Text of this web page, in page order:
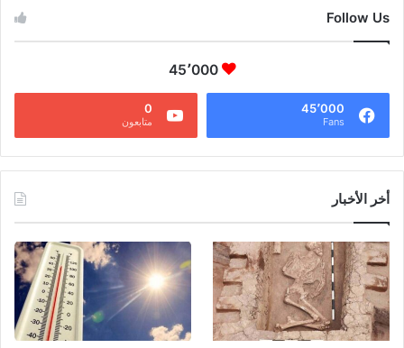
Follow Us
45٬000
45٬000
Fans
0
متابعون
أخر الأخبار